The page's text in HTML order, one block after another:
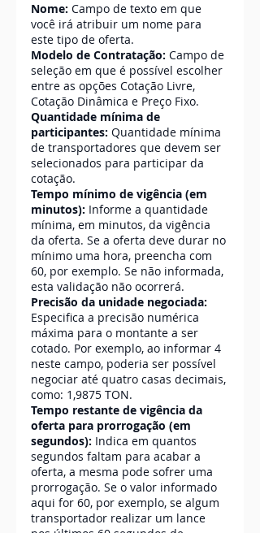
Nome: Campo de texto em que
você irá atribuir um nome para
este tipo de oferta.
Modelo de Contratação: Campo de
seleção em que é possível escolher
entre as opções Cotação Livre,
Cotação Dinâmica e Preço Fixo.
Quantidade mínima de
participantes: Quantidade mínima
de transportadores que devem ser
selecionados para participar da
cotação.
Tempo mínimo de vigência (em
minutos): Informe a quantidade
mínima, em minutos, da vigência
da oferta. Se a oferta deve durar no
mínimo uma hora, preencha com
60, por exemplo. Se não informada,
esta validação não ocorrerá.
Precisão da unidade negociada:
Especifica a precisão numérica
máxima para o montante a ser
cotado. Por exemplo, ao informar 4
neste campo, poderia ser possível
negociar até quatro casas decimais,
como: 1,9875 TON.
Tempo restante de vigência da
oferta para prorrogação (em
segundos): Indica em quantos
segundos faltam para acabar a
oferta, a mesma pode sofrer uma
prorrogação. Se o valor informado
aqui for 60, por exemplo, se algum
transportador realizar um lance